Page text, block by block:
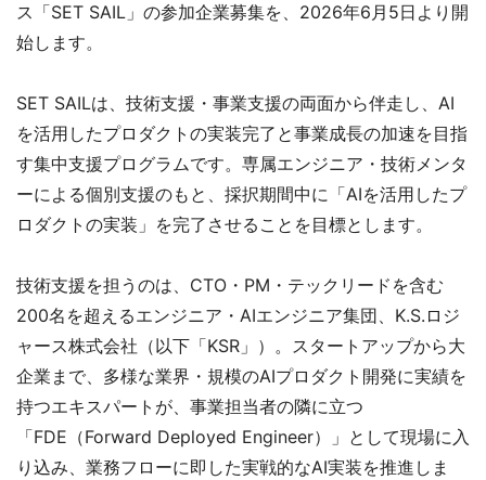
ス「SET SAIL」の参加企業募集を、2026年6月5日より開
始します。
SET SAILは、技術支援・事業支援の両面から伴走し、AI
を活用したプロダクトの実装完了と事業成長の加速を目指
す集中支援プログラムです。専属エンジニア・技術メンタ
ーによる個別支援のもと、採択期間中に「AIを活用したプ
ロダクトの実装」を完了させることを目標とします。
技術支援を担うのは、CTO・PM・テックリードを含む
200名を超えるエンジニア・AIエンジニア集団、K.S.ロジ
ャース株式会社（以下「KSR」）。スタートアップから大
企業まで、多様な業界・規模のAIプロダクト開発に実績を
持つエキスパートが、事業担当者の隣に立つ
「FDE（Forward Deployed Engineer）」として現場に入
り込み、業務フローに即した実戦的なAI実装を推進しま